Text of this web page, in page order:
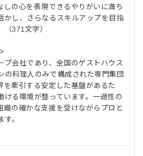
しの心を表現できるやりがいに満ち
かし、さらなるスキルアップを目指
（371文字）
プ会社であり、全国のゲストハウス
の料理人のみで構成された専門集団
を牽引する安定した基盤があるた
ける環境が整っています。一過性の
織の確かな支援を受けながらプロと
。